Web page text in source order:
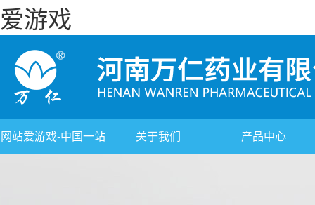
爱游戏
网站爱游戏-中国一站 关于我们 产品中心